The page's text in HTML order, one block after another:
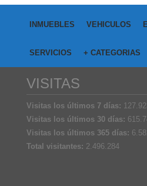
INMUEBLES VEHICULOS
SERVICIOS + CATEGORIAS
VISITAS
Visitas los últimos 7 días:
Visitas los últimos 30 días:
Visitas los últimos 365 días:
Total visitantes: 2.496.284